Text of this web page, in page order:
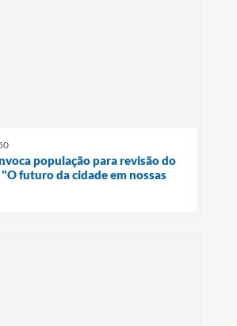
população para revisão do
futuro da cidade em nossas